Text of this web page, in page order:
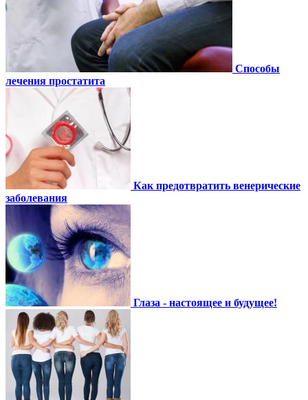
Способы
лечения простатита
Как предотвратить венерические
заболевания
Глаза - настоящее и будущее!